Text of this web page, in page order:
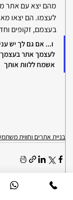
מהם יצא עם אתר
לעצמו. הם יצאו
בעצמם, זקופים
ו... אם גם לך יש
לעצמך אתר בעצמך
אשמח ללוות אותך
בניית אתרים וחווית